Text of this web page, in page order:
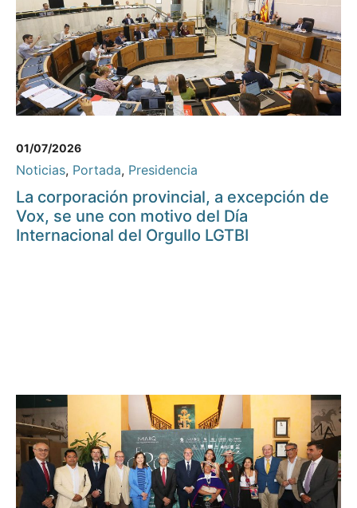
01/07/2026
Noticias, Portada, Presidencia
La corporación provincial, a excepción de
Vox, se une con motivo del Día
Internacional del Orgullo LGTBI